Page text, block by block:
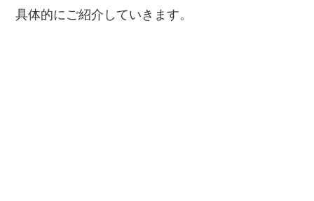
具体的にご紹介していきます。